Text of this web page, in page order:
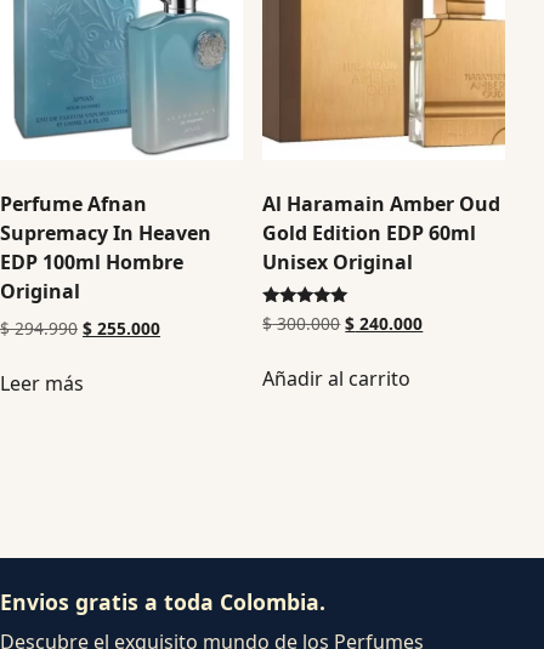
Perfume Afnan
Supremacy In Heaven
EDP 100ml Hombre
Original
$294.990 $ 255.000
Leer más
Al Haramain Amber Oud
Gold Edition EDP 60ml
Unisex Original
Valorado en
5.00
$300.000 $ 240.000
Añadir al carrito
Envios gratis a toda Colombia.
Descubre el exquisito mundo de los Perfumes